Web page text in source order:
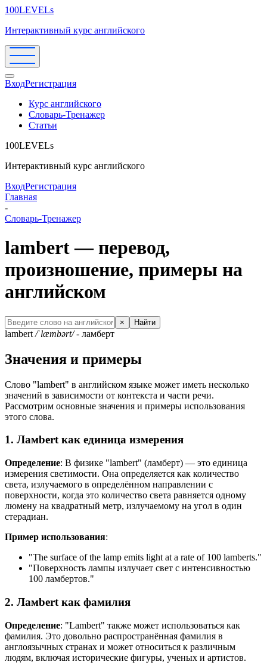
100LEVELs
Интерактивный курс английского
ВходРегистрация
Курс английского
Словарь-Тренажер
Статьи
100LEVELs
Интерактивный курс английского
ВходРегистрация
Главная
-
Словарь-Тренажер
lambert — перевод,
произношение, примеры на
английском
× Найти
lambert /ˈlæmbərt/- ламберт
Значения и примеры
Слово "lambert" в английском языке может иметь несколько
значений в зависимости от контекста и части речи.
Рассмотрим основные значения и примеры использования
этого слова.
1. Ламbert как единица измерения
Определение: В физике "lambert" (ламберт) — это единица
измерения светимости. Она определяется как количество
света, излучаемого в определённом направлении с
поверхности, когда это количество света равняется одному
люмену на квадратный метр, излучаемому на угол в один
стерадиан.
Пример использования:
"The surface of the lamp emits light at a rate of 100 lamberts."
"Поверхность лампы излучает свет с интенсивностью
100 ламбертов."
2. Ламbert как фамилия
Определение: "Lambert" также может использоваться как
фамилия. Это довольно распространённая фамилия в
англоязычных странах и может относиться к различным
людям, включая исторические фигуры, ученых и артистов.